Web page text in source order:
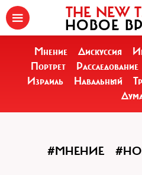
THE NEW
НОВОЕ
Мнение Дискуссия
Портрет
Расследование
Израиль
Навальный
#МНЕНИЕ